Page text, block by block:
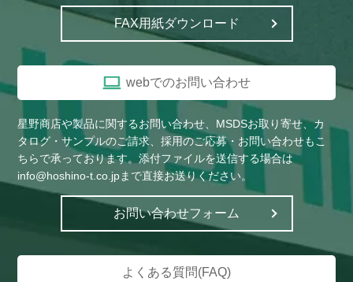
FAX用紙ダウンロード
webでのお問い合わせ
星野商店や製品に関するお問い合わせ、MSDSお取り寄せ、カ
タログ・サンプルのご請求、採用のご応募・お問い合わせもこ
ちらで承っております。添付ファイルを送信する場合は
info@hoshino-t.co.jpまで直接お送りください。
お問い合わせフォーム
よくある質問(FAQ)